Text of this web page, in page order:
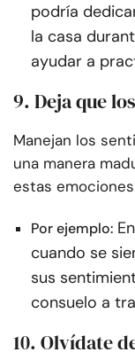
podría
la casa
ayudar a
9. Deja que
Manejan los
una manera
estas
Por ejemplo:
cuando se
sus
consuelo a
10. Olvídate